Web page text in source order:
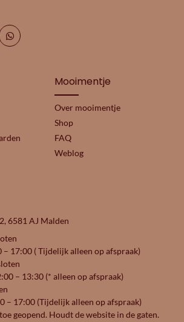
Mooimentje
Over mooimentje
Shop
FAQ
Weblog
6581 AJ Malden
– 17:00 ( Tijdelijk alleen op afspraak)
– 13:30 (* alleen op afspraak)
– 17:00 (Tijdelijk alleen op afspraak)
geopend. Houdt de website in de gaten.